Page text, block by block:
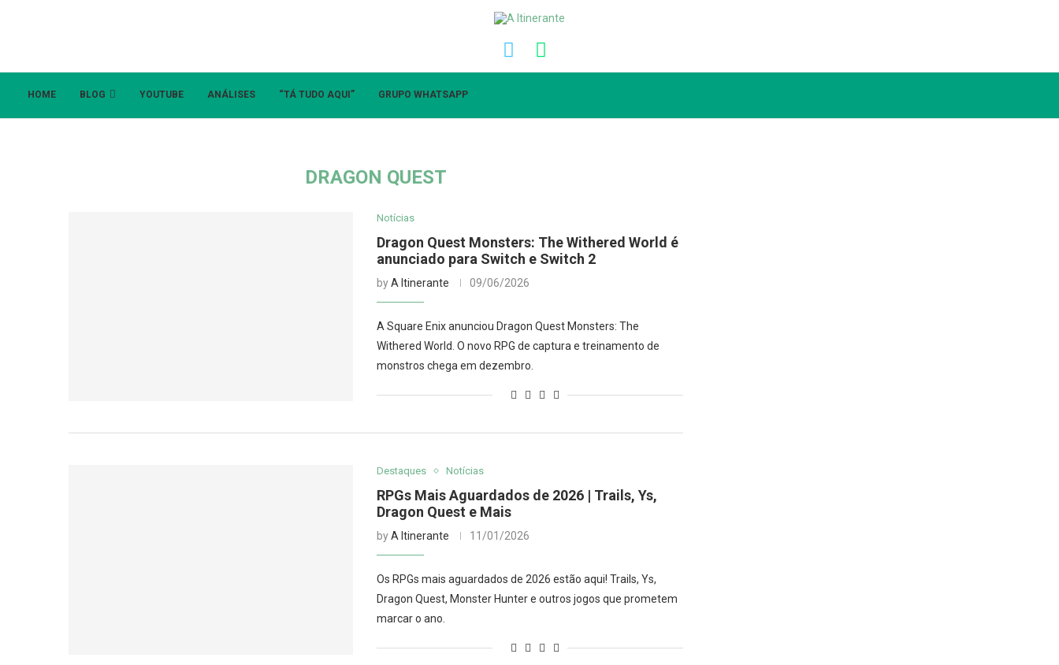
HOME BLOG YOUTUBE ANÁLISES “TÁ TUDO AQUI” GRUPO WHATSAPP
DRAGON QUEST
Notícias
Dragon Quest Monsters: The Withered World é
anunciado para Switch e Switch 2
byA Itinerante 09/06/2026
A Square Enix anunciou Dragon Quest Monsters: The
Withered World. O novo RPG de captura e treinamento de
monstros chega em dezembro.
Destaques Notícias
RPGs Mais Aguardados de 2026 | Trails, Ys,
Dragon Quest e Mais
byA Itinerante 11/01/2026
Os RPGs mais aguardados de 2026 estão aqui! Trails, Ys,
Dragon Quest, Monster Hunter e outros jogos que prometem
marcar o ano.